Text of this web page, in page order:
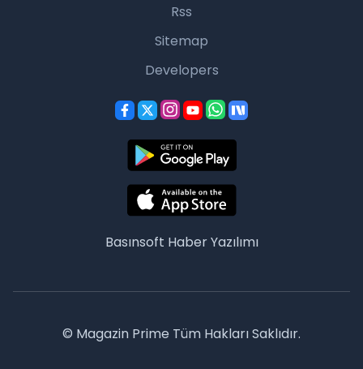
Rss
Sitemap
Developers
Basınsoft Haber Yazılımı
© Magazin Prime Tüm Hakları Saklıdır.